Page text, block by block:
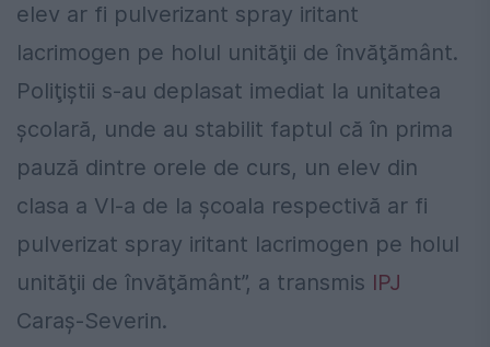
elev ar fi pulverizant spray iritant
lacrimogen pe holul unităţii de învăţământ.
Poliţiştii s-au deplasat imediat la unitatea
şcolară, unde au stabilit faptul că în prima
pauză dintre orele de curs, un elev din
clasa a VI-a de la şcoala respectivă ar fi
pulverizat spray iritant lacrimogen pe holul
unităţii de învăţământ”, a transmis IPJ
Caraş-Severin.